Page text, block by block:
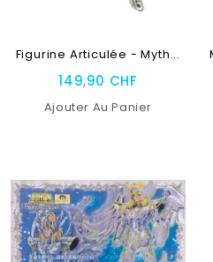
Figurine Articulée - Myth...
149,90 CHF
Ajouter Au Panier